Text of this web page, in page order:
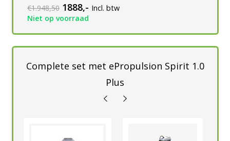
€1.948,50 1888,- Incl. btw
Niet op voorraad
Complete set met ePropulsion Spirit 1.0
Plus